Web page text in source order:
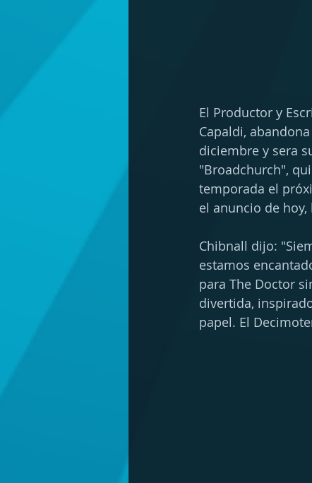
El Productor y
Capaldi,
diciembre y sera
"Broadchurch",
temporada el
el anuncio de
Chibnall dijo:
estamos
para The Doctor
divertida,
papel. El